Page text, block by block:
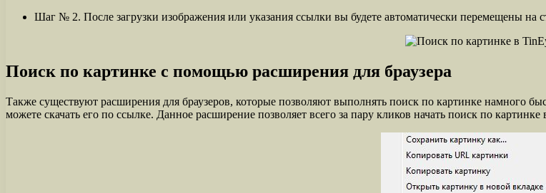
Шаг № 2. После загрузки изображения или указания ссылки вы будете автоматически перемещены на
Поиск по картинке с помощью расширения для браузера
Также существуют расширения для браузеров, которые позволяют выполнять поиск по картинке намного
можете скачать его по ссылке. Данное расширение позволяет всего за пару кликов начать поиск по